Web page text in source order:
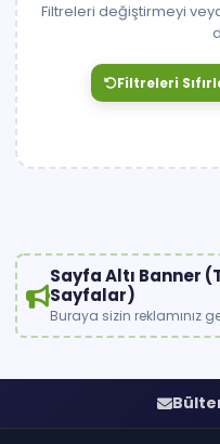
Filtreleri değiştirmeyi
Filtreleri
Sayfa Altı Banner
Sayfalar)
Buraya sizin reklamınız